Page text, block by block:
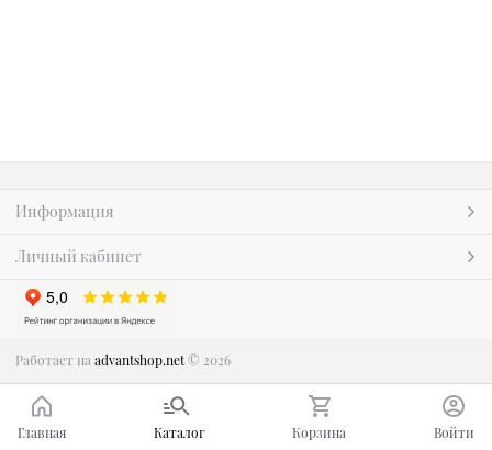
Информация
Личный кабинет
Работает на advantshop.net© 2026
Главная Каталог Корзина Войти